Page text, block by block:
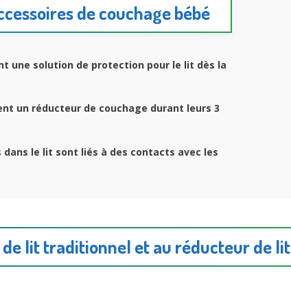
de couchage bébé
une solution de protection pour le lit dès la
un réducteur de couchage durant leurs 3
dans le lit sont liés à des contacts avec les
lit traditionnel et au réducteur de lit